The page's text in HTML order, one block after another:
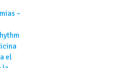
–
el